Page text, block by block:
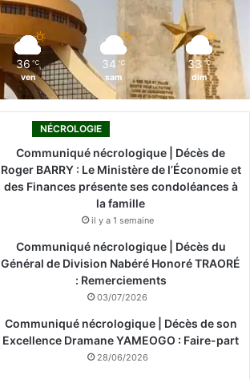
n
36 ℃
ven
34 ℃
sam
33 ℃
dim
NÉCROLOGIE
Communiqué nécrologique | Décès de
Roger BARRY : Le Ministère de l’Économie et
des Finances présente ses condoléances à
la famille
il y a 1 semaine
Communiqué nécrologique | Décès du
Général de Division Nabéré Honoré TRAORÉ
: Remerciements
03/07/2026
Communiqué nécrologique | Décès de son
Excellence Dramane YAMEOGO : Faire-part
28/06/2026